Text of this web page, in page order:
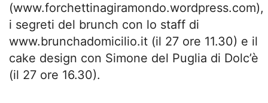
(www.forchettinagiramondo.wordpress.com),
i segreti del brunch con lo staff di
www.brunchadomicilio.it (il 27 ore 11.30) e il
cake design con Simone del Puglia di Dolc’è
(il 27 ore 16.30).